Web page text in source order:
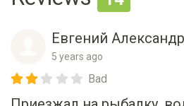
Евгений
Приезжал на рыбалку,
тоже. Пустая трата